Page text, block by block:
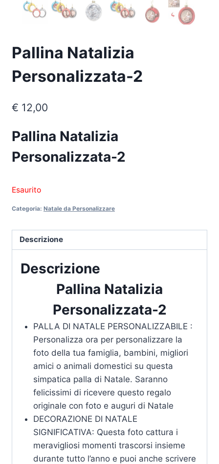
Pallina Natalizia
Personalizzata-2
€ 12,00
Pallina Natalizia
Personalizzata-2
Esaurito
Categoria: Natale da Personalizzare
Descrizione
Descrizione
Pallina Natalizia
Personalizzata-2
PALLA DI NATALE PERSONALIZZABILE :
Personalizza ora per personalizzare la
foto della tua famiglia, bambini, migliori
amici o animali domestici su questa
simpatica palla di Natale. Saranno
felicissimi di ricevere questo regalo
originale con foto e auguri di Natale
DECORAZIONE DI NATALE
SIGNIFICATIVA: Questa foto cattura i
meravigliosi momenti trascorsi insieme
durante tutto l’anno e puoi anche scrivere